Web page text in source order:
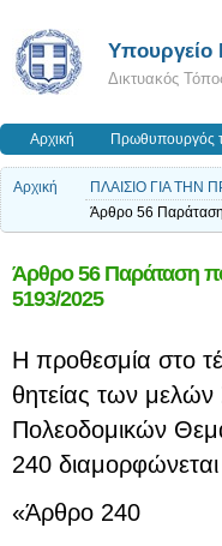
Yπουργείο
Δικτυακός
Αρχική Πρωθυπουργός
Αρχική
ΠΛΑΙΣΙΟ ΓΙΑ ΤΗΝ
Άρθρο 56
Άρθρο 56 Παράταση
5193/2025
Η προθεσμία στο
θητείας των μελών
Πολεοδομικών
240
«Άρθρο 240